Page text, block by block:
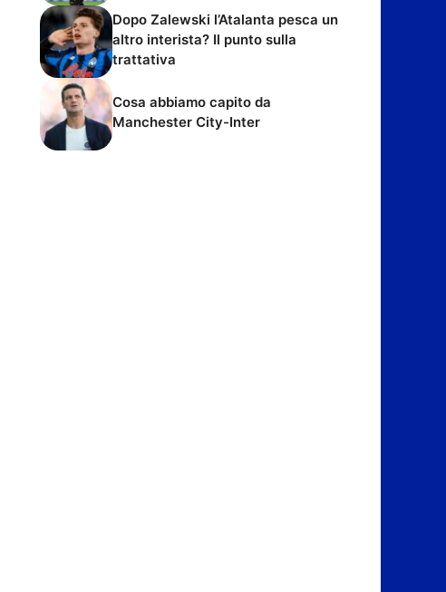
Dopo Zalewski l’Atalanta pesca un
altro interista? Il punto sulla
trattativa
Cosa abbiamo capito da
Manchester City-Inter